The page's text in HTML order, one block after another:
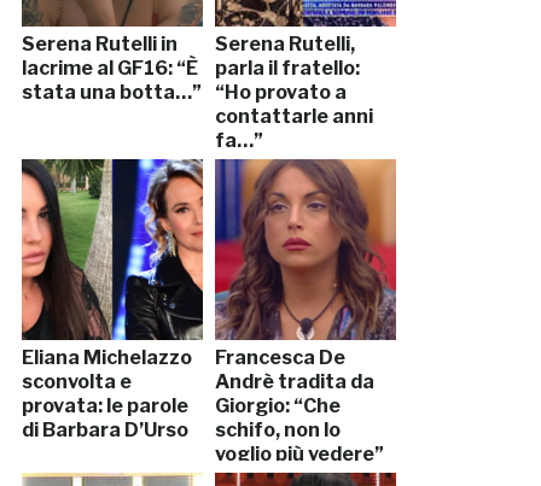
Serena Rutelli in
lacrime al GF16: “È
stata una botta…”
Serena Rutelli,
parla il fratello:
“Ho provato a
contattarle anni
fa…”
Eliana Michelazzo
sconvolta e
provata: le parole
di Barbara D’Urso
Francesca De
Andrè tradita da
Giorgio: “Che
schifo, non lo
voglio più vedere”